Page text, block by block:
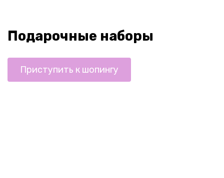
Подарочные наборы
Приступить к шопингу